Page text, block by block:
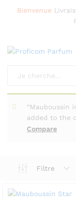
Bienvenue
Compare
“Mauboussin
added to the
Filtre